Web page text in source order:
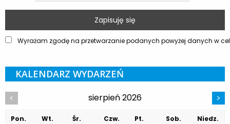
Wyrażam zgodę na przetwarzanie podanych powyżej danych w
KALENDARZ WYDARZEŃ
< sierpień 2026 >
Pon. Wt. Śr. Czw. Pt. Sob.
Niedz.